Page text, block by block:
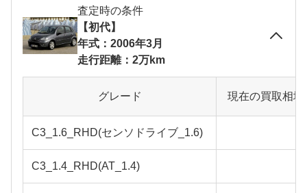
査定時の条件
【初代】
年式：2006年3月
走行距離：2万km
グレード 現在の買取相
C3_1.6_RHD(センソドライブ_1.6)
C3_1.4_RHD(AT_1.4)